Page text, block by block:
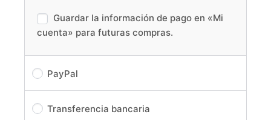
Guardar la información de pago en «Mi
cuenta» para futuras compras.
PayPal
Transferencia bancaria